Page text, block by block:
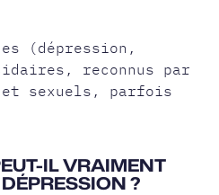
(dépression,
reconnus par
et sexuels, parfois
IL VRAIMENT
?